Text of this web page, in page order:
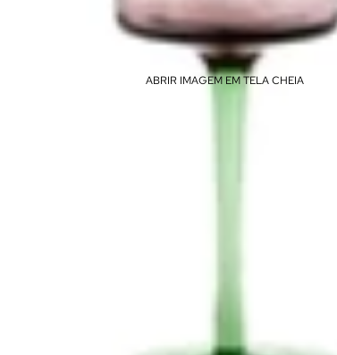
ABRIR IMAGEM EM TELA CHEIA